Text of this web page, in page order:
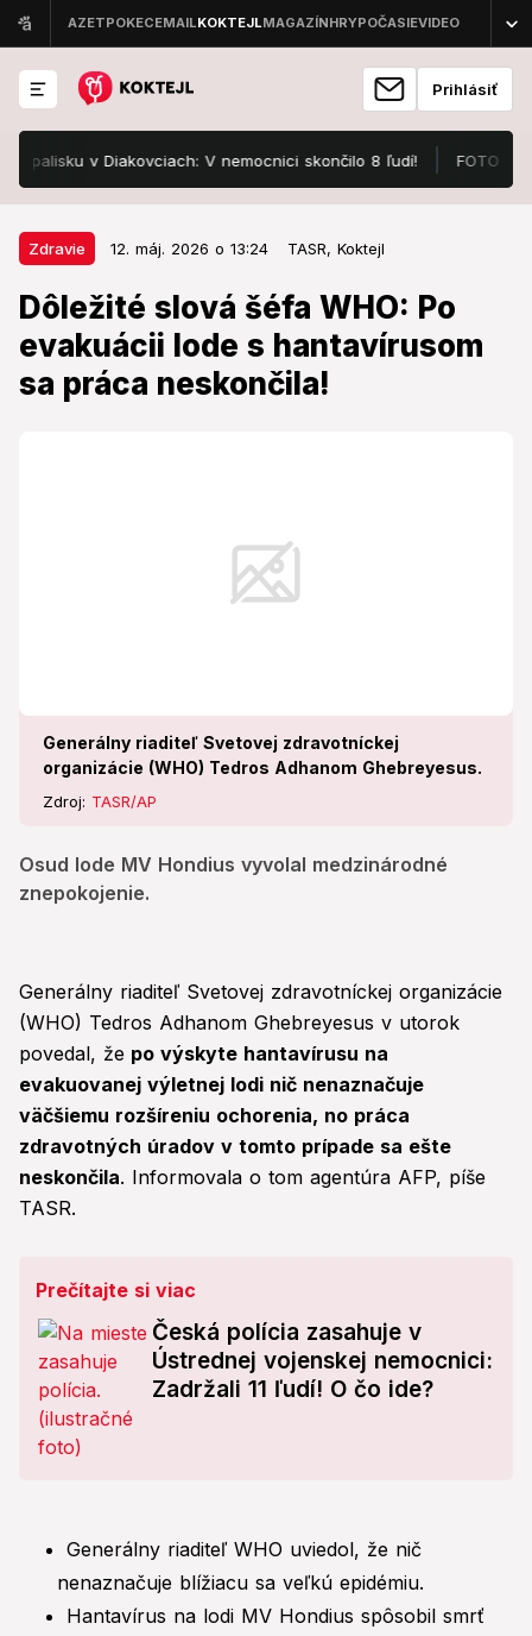
Prihlásiť
v Diakovciach: V nemocnici skončilo 8 ľudí! FOTO Pozrite,
Zdravie 12. máj. 2026 o 13:24 TASR, Koktejl
Dôležité slová šéfa WHO: Po
evakuácii lode s hantavírusom
sa práca neskončila!
Generálny riaditeľ Svetovej zdravotníckej
organizácie (WHO) Tedros Adhanom Ghebreyesus.
Zdroj: TASR/AP
Osud lode MV Hondius vyvolal medzinárodné
znepokojenie.
Zdravie 12. máj. 2026 o 13:24
Dôležité slová šéfa WHO: Po
evakuácii lode s hantavírusom sa
práca neskončila!
Generálny riaditeľ Svetovej zdravotníckej organizácie
(WHO) Tedros Adhanom Ghebreyesus v utorok
povedal, že po výskyte hantavírusu na
evakuovanej výletnej lodi nič nenaznačuje
väčšiemu rozšíreniu ochorenia, no práca
zdravotných úradov v tomto prípade sa ešte
neskončila. Informovala o tom agentúra AFP, píše
TASR.
Prečítajte si viac
Česká polícia zasahuje v
Ústrednej vojenskej nemocnici:
Zadržali 11 ľudí! O čo ide?
Generálny riaditeľ WHO uviedol, že nič
nenaznačuje blížiacu sa veľkú epidémiu.
Hantavírus na lodi MV Hondius spôsobil smrť